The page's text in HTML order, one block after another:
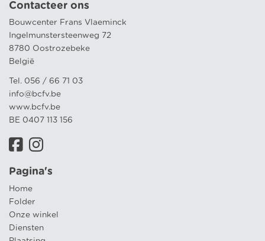
Contacteer ons
Bouwcenter Frans Vlaeminck
Ingelmunstersteenweg 72
8780 Oostrozebeke
België
Tel. 056 / 66 71 03
info@bcfv.be
www.bcfv.be
BE 0407 113 156
Pagina's
Home
Folder
Onze winkel
Diensten